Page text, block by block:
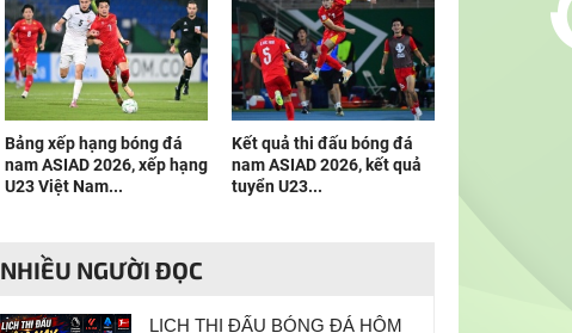
Bảng xếp hạng bóng đá
nam ASIAD 2026, xếp hạng
U23 Việt Nam...
Kết quả thi đấu bóng đá
nam ASIAD 2026, kết quả
tuyển U23...
NHIỀU NGƯỜI ĐỌC
LỊCH THI ĐẤU BÓNG ĐÁ HÔM